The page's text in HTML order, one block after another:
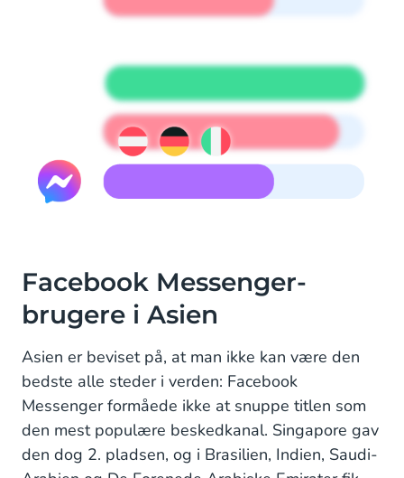
Facebook Messenger-
brugere i Asien
Asien er beviset på, at man ikke kan være den
bedste alle steder i verden: Facebook
Messenger formåede ikke at snuppe titlen som
den mest populære beskedkanal. Singapore gav
den dog 2. pladsen, og i Brasilien, Indien, Saudi-